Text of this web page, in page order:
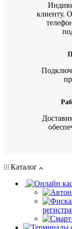
клиенту.
Каталог